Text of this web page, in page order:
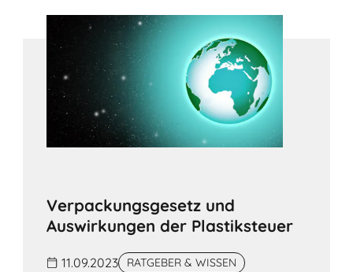
Verpackungsgesetz und
Auswirkungen der Plastiksteuer
11.09.2023 RATGEBER & WISSEN